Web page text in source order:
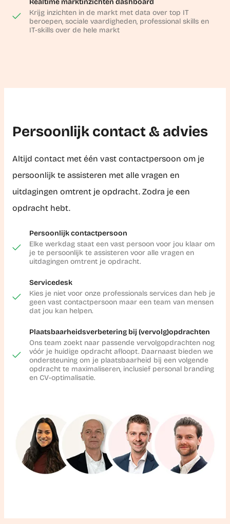
Krijg inzichten in de markt met data over top IT
beroepen, sociale vaardigheden, professional skills en
IT-skills over de hele markt
Persoonlijk contact & advies
Altijd contact met één vast contactpersoon om je
persoonlijk te assisteren met alle vragen en
uitdagingen omtrent je opdracht. Zodra je een
opdracht hebt.
Persoonlijk contactpersoon
Elke werkdag staat een vast persoon voor jou klaar om
je te persoonlijk te assisteren voor alle vragen en
uitdagingen omtrent je opdracht.
Servicedesk
Kies je niet voor onze professionals services dan heb je
geen vast contactpersoon maar een team van mensen
dat jou kan helpen.
Plaatsbaarheidsverbetering bij (vervolg)opdrachten
Ons team zoekt naar passende vervolgopdrachten nog
vóór je huidige opdracht afloopt. Daarnaast bieden we
ondersteuning om je plaatsbaarheid bij een volgende
opdracht te maximaliseren, inclusief personal branding
en CV-optimalisatie.